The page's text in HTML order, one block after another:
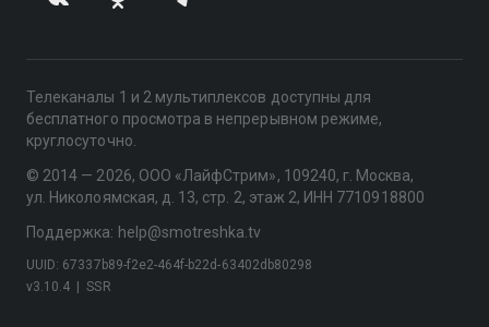
Телеканалы 1 и 2 мультиплексов доступны для
бесплатного просмотра в непрерывном режиме,
круглосуточно.
© 2014 — 2026, ООО «ЛайфСтрим», 109240, г. Москва,
ул. Николоямская, д. 13, стр. 2, этаж 2, ИНН 7710918800
Поддержка: help@smotreshka.tv
v3.10.4 SSR
UUID: 67337b89-f2e2-464f-b22d-63402db80298